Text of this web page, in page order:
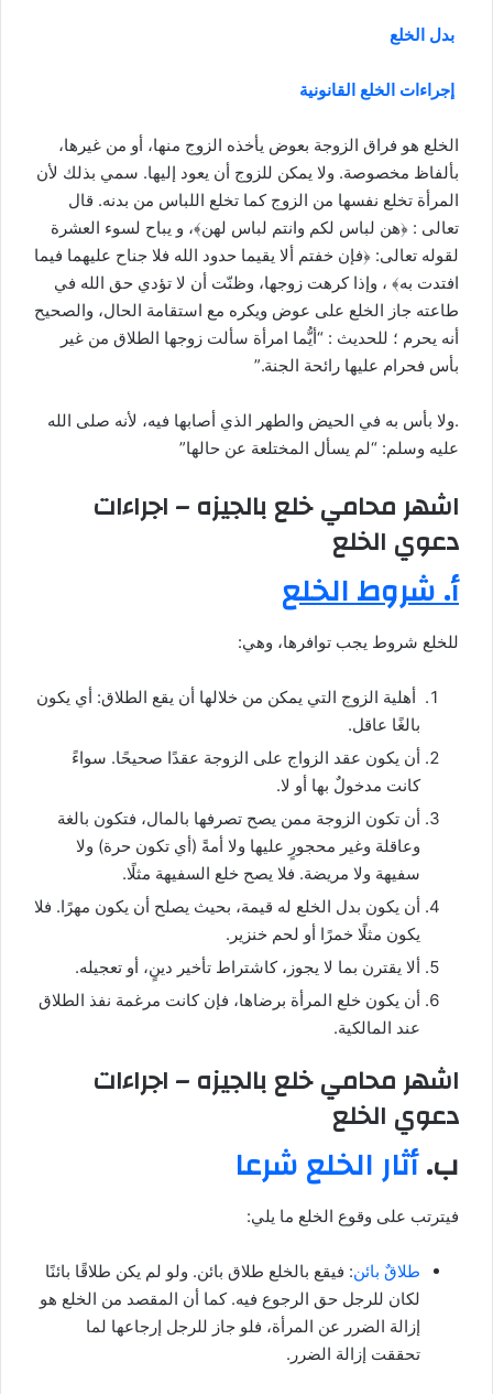
بدل الخلع
إجراءات الخلع القانونية
الخلع هو فراق الزوجة بعوض يأخذه الزوج منها، أو من غيرها،
بألفاظ مخصوصة. ولا يمكن للزوج أن يعود إليها. سمي بذلك لأن
المرأة تخلع نفسها من الزوج كما تخلع اللباس من بدنه. قال
تعالى : ﴿هن لباس لكم وانتم لباس لهن﴾، و يباح لسوء العشرة
لقوله تعالى: ﴿فإن خفتم ألا يقيما حدود الله فلا جناح عليهما فيما
افتدت به﴾ ، وإذا كرهت زوجها، وظنّت أن لا تؤدي حق الله في
طاعته جاز الخلع على عوض ويكره مع استقامة الحال، والصحيح
أنه يحرم ؛ للحديث : “أيُّما امرأة سألت زوجها الطلاق من غير
بأس فحرام عليها رائحة الجنة.”
.ولا بأس به في الحيض والطهر الذي أصابها فيه، لأنه صلى الله
عليه وسلم: “لم يسأل المختلعة عن حالها”
اشهر محامي خلع بالجيزه – اجراءات
دعوي الخلع
أ. شروط الخلع
للخلع شروط يجب توافرها، وهي:
أهلية الزوج التي يمكن من خلالها أن يقع الطلاق: أي يكون
بالغًا عاقل.
أن يكون عقد الزواج على الزوجة عقدًا صحيحًا. سواءً
كانت مدخولٌ بها أو لا.
أن تكون الزوجة ممن يصح تصرفها بالمال، فتكون بالغة
وعاقلة وغير محجورٍ عليها ولا أمةً (أي تكون حرة) ولا
سفيهة ولا مريضة. فلا يصح خلع السفيهة مثلًا.
أن يكون بدل الخلع له قيمة، بحيث يصلح أن يكون مهرًا. فلا
يكون مثلًا خمرًا أو لحم خنزير.
ألا يقترن بما لا يجوز، كاشتراط تأخير دينٍ، أو تعجيله.
أن يكون خلع المرأة برضاها، فإن كانت مرغمة نفذ الطلاق
عند المالكية.
اشهر محامي خلع بالجيزه – اجراءات
دعوي الخلع
ب.أثار الخلع شرعا
فيترتب على وقوع الخلع ما يلي:
طلاقٌ بائن: فيقع بالخلع طلاق بائن. ولو لم يكن طلاقًا بائنًا
لكان للرجل حق الرجوع فيه. كما أن المقصد من الخلع هو
إزالة الضرر عن المرأة، فلو جاز للرجل إرجاعها لما
تحققت إزالة الضرر.